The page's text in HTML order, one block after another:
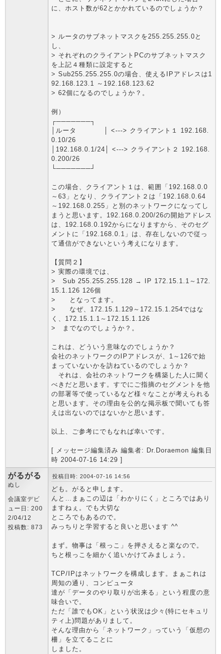
に、ホスト数が62とかかれているのでしょうか？
> ルータのサブネットマスクを255.255.255.0と
し、
> それぞれのクライアントPCのサブネットマスク
を上記４種類に設定すると
> Sub255.255.255.0の場合、使えるIPアドレスは1
92.168.123.1 ～192.168.123.62
> 62個になるのでしょうか？。
例）
┌───────┐
│ルータ │ <---> クライアント１ 192.168.
0.10/26
│192.168.0.1/24│ <---> クライアント２ 192.168.
0.200/26
└───────┘
この場合、クライアント１は、範囲「192.168.0.0
～63」となり、クライアント２は「192.168.0.64
～192.168.0.255」と別のネットワークになってし
まうと思います。192.168.0.200/26の開始アドレス
は、192.168.0.192からになりますから、そのセグ
メントに「192.168.0.1」は、存在しないので従っ
て通信ができないという考えになります。
【質問２】
> 実際の環境では、
> Sub 255.255.255.128 → IP 172.15.1.1～172.
15.1.126 126個
> となってます。
> なぜ、172.15.1.129～172.15.1.254ではな
く、172.15.1.1～172.15.1.126
> までなのでしょうか？。
これは、どういう意味なのでしょうか？
会社のネットワークのIPアドレスが、1～126で始
まっていないかを訪ねているのでしょうか？
それは、会社のネットワークを構築した人に聞く
べきだと思います。すでにご指摘のセグメントを他
の部署等で使っているなど様々なことが考えられる
と思います。その理由を公的な掲示板で聞いても答
えは出ないのではないかと思います。
以上、ご参考にでもなれば幸いです。
[ メッセージ編集済み 編集者: Dr.Doraemon 編集日
時 2004-07-16 14:29 ]
がるがる
ぬし
会議室デビ
ュー日: 200
2/04/12
投稿数: 873
投稿日時: 2004-07-16 14:56
ども。がると申します。
んと…まぁこの辺は「わかりにく」ところではあり
ますねぇ。でも大切な
ところでもあるので。
みっちりと学習すると良いと思います ^^
まず。物事は「根っこ」を押さえると楽なので。
ちと根っこを細かく追いかけてみましょう。
TCP/IPはネットワークを構成します。まぁこれは
周知の通り、コンピュータ
達が「データのやり取りが出来る」という程度の意
味合いで。
ただ「誰でもOK」という状況は少々(特にセキュリ
ティ上)問題がありまして。
そんな理由から「ネットワーク」っていう「仮想の
柵」を立てることに
しました。